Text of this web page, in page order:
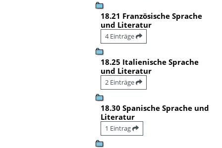
18.21 Französische Sprache
und Literatur
4 Einträge
18.25 Italienische Sprache
und Literatur
2 Einträge
18.30 Spanische Sprache und
Literatur
1 Eintrag